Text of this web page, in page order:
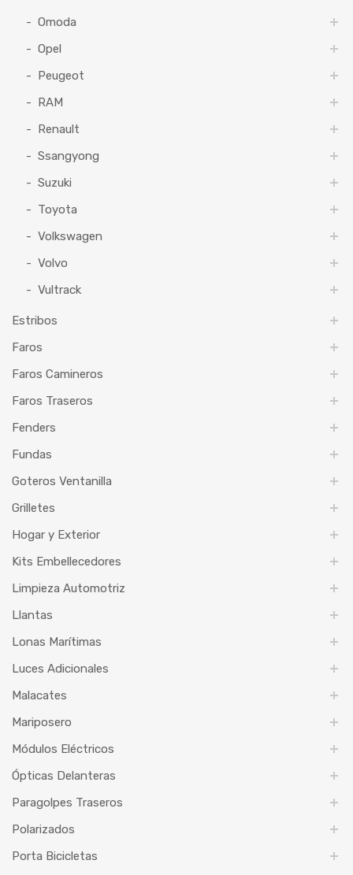
Omoda
Opel
Peugeot
RAM
Renault
Ssangyong
Suzuki
Toyota
Volkswagen
Volvo
Vultrack
Estribos
Faros
Faros Camineros
Faros Traseros
Fenders
Fundas
Goteros Ventanilla
Grilletes
Hogar y Exterior
Kits Embellecedores
Limpieza Automotriz
Llantas
Lonas Marítimas
Luces Adicionales
Malacates
Mariposero
Módulos Eléctricos
Ópticas Delanteras
Paragolpes Traseros
Polarizados
Porta Bicicletas